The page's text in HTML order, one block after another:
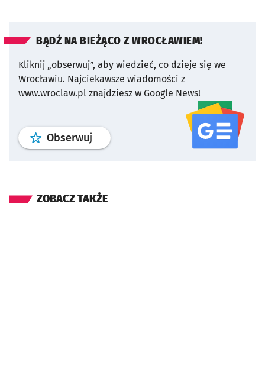
BĄDŹ NA BIEŻĄCO Z WROCŁAWIEM!
Kliknij „obserwuj”, aby wiedzieć, co dzieje się we
Wrocławiu. Najciekawsze wiadomości z
www.wroclaw.pl znajdziesz w Google News!
Obserwuj profil serwisu
ZOBACZ TAKŻE